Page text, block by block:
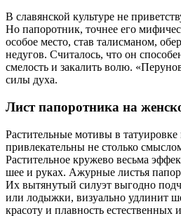
В славянской культуре не
Но папоротник, точнее его
особое место, став талисманом,
недугов. Считалось, что он
смелость и закалить волю.
силы духа.
Лист папоротника на
Растительные мотивы в татуировке
привлекательны не столько
Растительное кружево весьма
шее и руках. Ажурные листья
Их вытянутый силуэт выгодно
или лодыжки, визуально удлинит
красоту и плавность естественных